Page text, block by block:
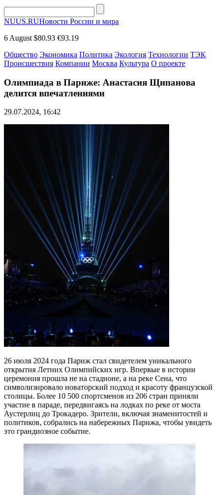
NUUS.RUНовости России и мира
6 August $80.93 €93.19
Общество Экономика Политика Экология Технологии ТЭК
Происшествия Компании Москва Культура О проекте
Олимпиада в Париже: Анастасия Щипанова
делится впечатлениями
29.07.2024, 16:42
26 июля 2024 года Париж стал свидетелем уникального
открытия Летних Олимпийских игр. Впервые в истории
церемония прошла не на стадионе, а на реке Сена, что
символизировало новаторский подход и красоту французской
столицы. Более 10 500 спортсменов из 206 стран приняли
участие в параде, передвигаясь на лодках по реке от моста
Аустерлиц до Трокадеро. Зрители, включая знаменитостей и
политиков, собрались на набережных Парижа, чтобы увидеть
это грандиозное событие.